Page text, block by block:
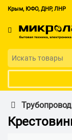
Крым, ЮФО, ДНР, ЛНР